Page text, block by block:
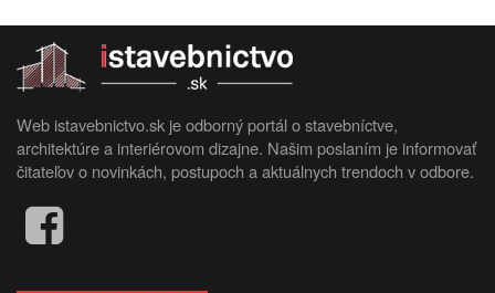
Web istavebnictvo.sk je odborný portál o stavebníctve,
architektúre a interiérovom dizajne. Našim poslaním je informovať
čitateľov o novinkách, postupoch a aktuálnych trendoch v odbore.